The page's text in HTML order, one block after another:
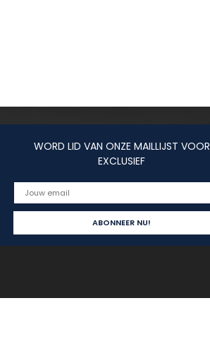
WORD LID VAN ONZE MAILLIJST VOOR
EXCLUSIEF